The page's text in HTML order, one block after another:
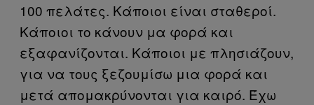
100 πελάτες. Κάποιοι είναι σταθεροί.
Κάποιοι το κάνουν μα φορά και
εξαφανίζονται. Κάποιοι με πλησιάζουν,
για να τους ξεζουμίσω μια φορά και
μετά απομακρύνονται για καιρό. Έχω